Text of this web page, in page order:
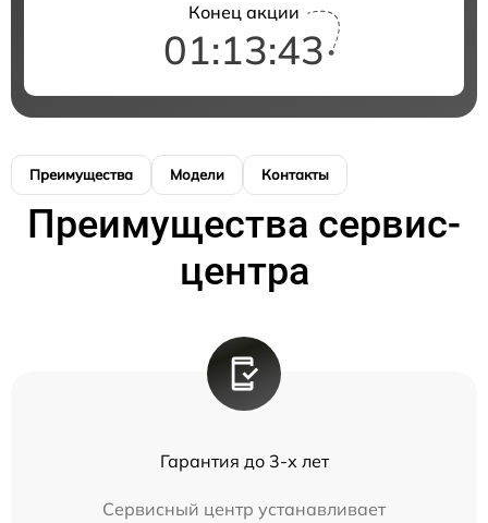
Конец акции
01:13:43
Преимущества Модели Контакты
Преимущества сервис-
центра
Гарантия до 3-х лет
Сервисный центр устанавливает